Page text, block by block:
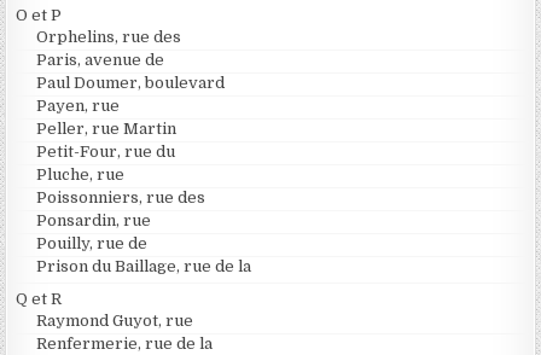
O et P
Orphelins, rue des
Paris, avenue de
Paul Doumer, boulevard
Payen, rue
Peller, rue Martin
Petit-Four, rue du
Pluche, rue
Poissonniers, rue des
Ponsardin, rue
Pouilly, rue de
Prison du Baillage, rue de la
Q et R
Raymond Guyot, rue
Renfermerie, rue de la